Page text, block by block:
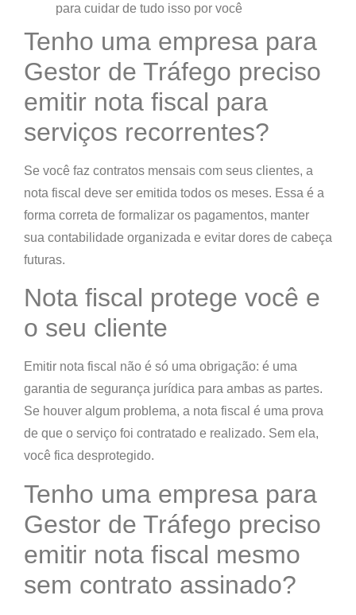
para cuidar de tudo isso por você
Tenho uma empresa para
Gestor de Tráfego preciso
emitir nota fiscal para
serviços recorrentes?
Se você faz contratos mensais com seus clientes, a
nota fiscal deve ser emitida todos os meses. Essa é a
forma correta de formalizar os pagamentos, manter
sua contabilidade organizada e evitar dores de cabeça
futuras.
Nota fiscal protege você e
o seu cliente
Emitir nota fiscal não é só uma obrigação: é uma
garantia de segurança jurídica para ambas as partes.
Se houver algum problema, a nota fiscal é uma prova
de que o serviço foi contratado e realizado. Sem ela,
você fica desprotegido.
Tenho uma empresa para
Gestor de Tráfego preciso
emitir nota fiscal mesmo
sem contrato assinado?